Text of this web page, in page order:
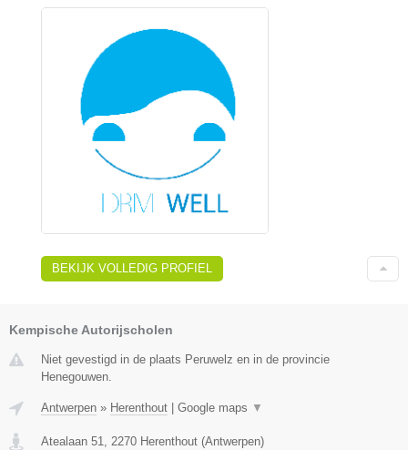
BEKIJK VOLLEDIG PROFIEL
Kempische Autorijscholen
Niet gevestigd in de plaats Peruwelz en in de provincie
Henegouwen.
Antwerpen » Herenthout | Google maps ▼
Atealaan 51 2270 Herenthout (Antwerpen)